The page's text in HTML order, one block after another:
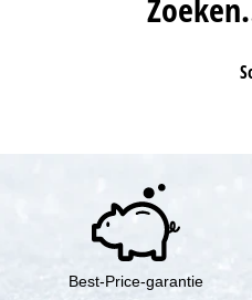
Best-Price-garantie